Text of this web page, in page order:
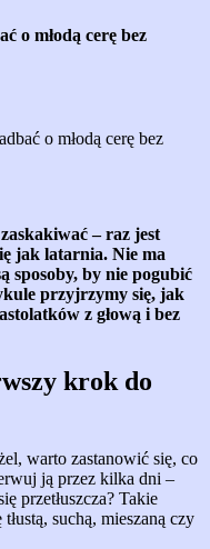
o młodą cerę bez
o młodą cerę bez
– raz jest
jak latarnia. Nie ma
sposoby, by nie pogubić
przyjrzymy się, jak
z głową i bez
krok do
warto zastanowić się, co
ją przez kilka dni –
przetłuszcza? Takie
suchą, mieszaną czy